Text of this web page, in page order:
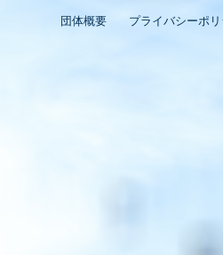
プライバシーポ
団体概要